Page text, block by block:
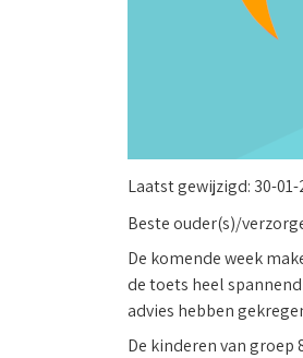
Laatst gewijzigd: 30-
Beste ouder(s)/
De komende week
de toets heel
advies hebben
De kinderen van